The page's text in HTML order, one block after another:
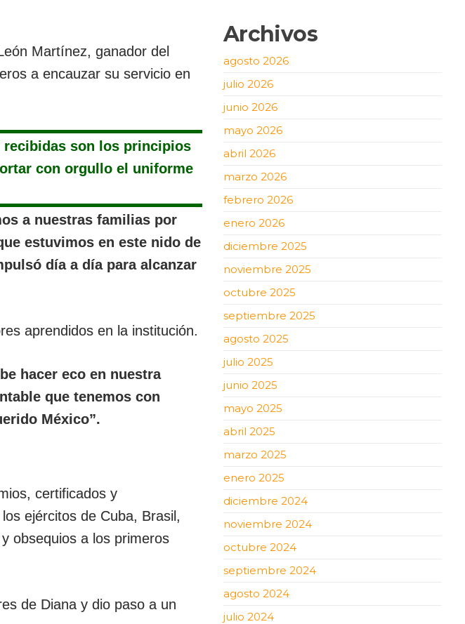
Martínez, ganador del
a encauzar su servicio en
recibidas son los principios
con orgullo el uniforme
a nuestras familias por
estuvimos en este nido de
día a día para alcanzar
aprendidos en la institución.
hacer eco en nuestra
que tenemos con
México”.
certificados y
ejércitos de Cuba, Brasil,
obsequios a los primeros
de Diana y dio paso a un
Archivos
agosto 2026
julio 2026
junio 2026
mayo 2026
abril 2026
marzo 2026
febrero 2026
enero 2026
diciembre 2025
noviembre 2025
octubre 2025
septiembre 2025
agosto 2025
julio 2025
junio 2025
mayo 2025
abril 2025
marzo 2025
enero 2025
diciembre 2024
noviembre 2024
octubre 2024
septiembre 2024
agosto 2024
julio 2024